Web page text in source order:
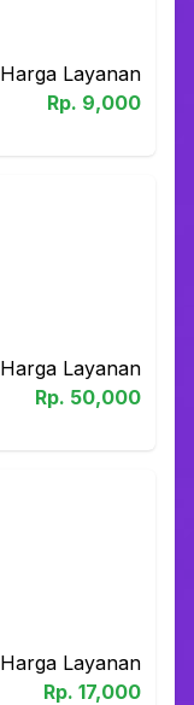
Harga Layanan
Rp. 9,000
Harga Layanan
Rp. 50,000
Harga Layanan
Rp. 17,000